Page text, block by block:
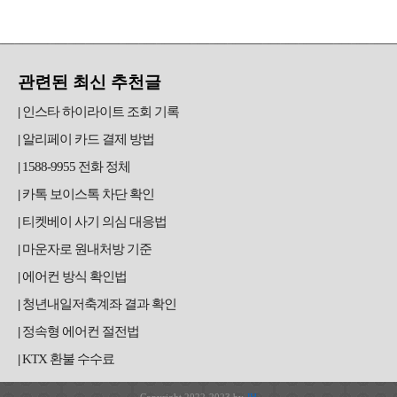
관련된 최신 추천글
인스타 하이라이트 조회 기록
알리페이 카드 결제 방법
1588-9955 전화 정체
카톡 보이스톡 차단 확인
티켓베이 사기 의심 대응법
마운자로 원내처방 기준
에어컨 방식 확인법
청년내일저축계좌 결과 확인
정속형 에어컨 절전법
KTX 환불 수수료